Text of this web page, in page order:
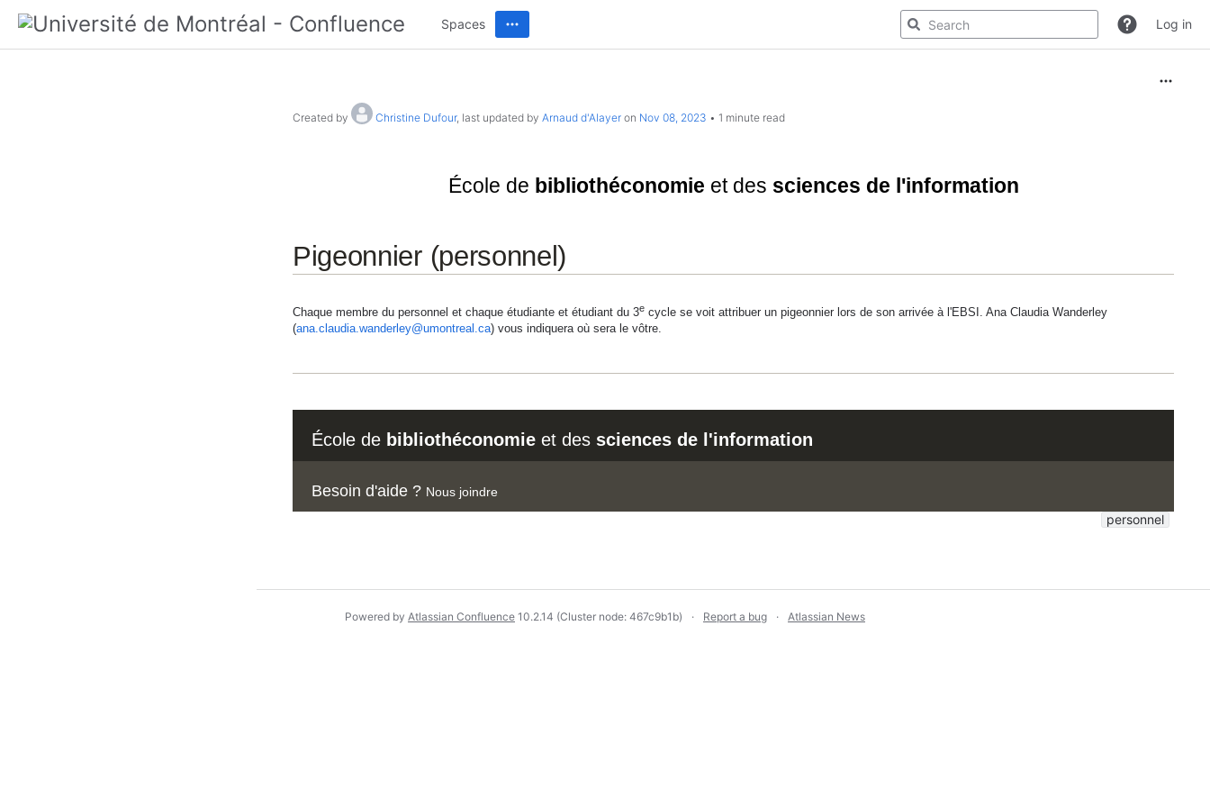
Spaces Log in
Created by Christine Dufour, last updated by Arnaud d'Alayer on Nov 08, 2023 1 minute read
École de bibliothéconomie et des sciences de l'information
Pigeonnier (personnel)
Chaque membre du personnel et chaque étudiante et étudiant du 3e cycle se voit attribuer un pigeonnier lors de son arrivée à l'EBSI. Ana Claudia Wanderley
(ana.claudia.wanderley@umontreal.ca) vous indiquera où sera le vôtre.
École de bibliothéconomie et des sciences de l'information
Besoin d'aide ? Nous joindre
personnel
Powered by Atlassian Confluence 10.2.14 (Cluster node: 467c9b1b) Report a bug Atlassian News